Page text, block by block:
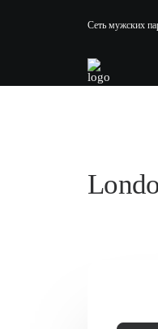
Сеть мужских